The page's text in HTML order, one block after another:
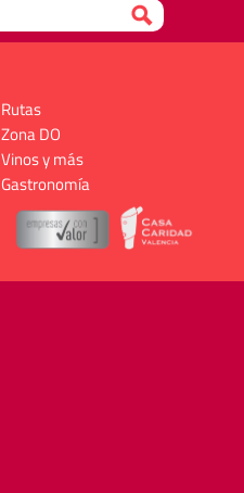
Rutas
Zona DO
Vinos y más
Gastronomía